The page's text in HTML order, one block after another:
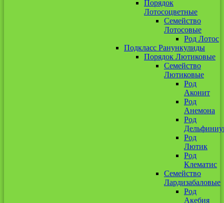
Порядок
Лотосоцветные
Семейство
Лотосовые
Род Лотос
Подкласс Ранункулиды
Порядок Лютиковые
Семейство
Лютиковые
Род
Аконит
Род
Анемона
Род
Род
Лютик
Род
Клематис
Семейство
Лардизабаловые
Род
Акебия